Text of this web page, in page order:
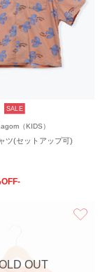
SALE
（KIDS）
ツ(セットアップ可)
OUT